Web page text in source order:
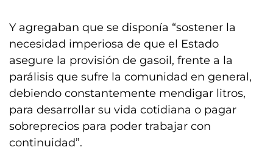
Y agregaban que se disponía “sostener la
necesidad imperiosa de que el Estado
asegure la provisión de gasoil, frente a la
parálisis que sufre la comunidad en general,
debiendo constantemente mendigar litros,
para desarrollar su vida cotidiana o pagar
sobreprecios para poder trabajar con
continuidad”.